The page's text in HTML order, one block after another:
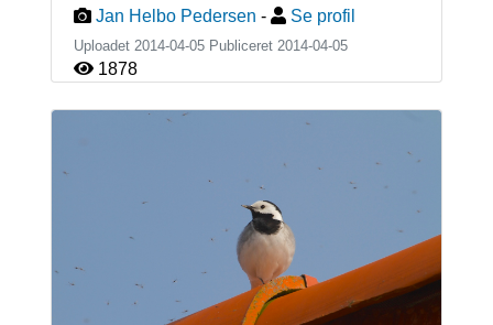
Jan Helbo Pedersen - Se profil
Uploadet 2014-04-05 Publiceret 2014-04-05
1878